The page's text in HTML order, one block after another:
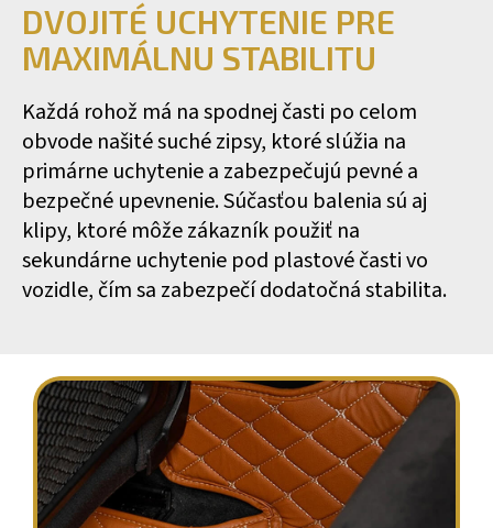
DVOJITÉ UCHYTENIE PRE
MAXIMÁLNU STABILITU
Každá rohož má na spodnej časti po celom
obvode našité suché zipsy, ktoré slúžia na
primárne uchytenie a zabezpečujú pevné a
bezpečné upevnenie. Súčasťou balenia sú aj
klipy, ktoré môže zákazník použiť na
sekundárne uchytenie pod plastové časti vo
vozidle, čím sa zabezpečí dodatočná stabilita.